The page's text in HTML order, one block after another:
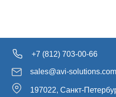
+7 (812) 703-00-66
sales@avi-solutions.com
197022, Санкт-